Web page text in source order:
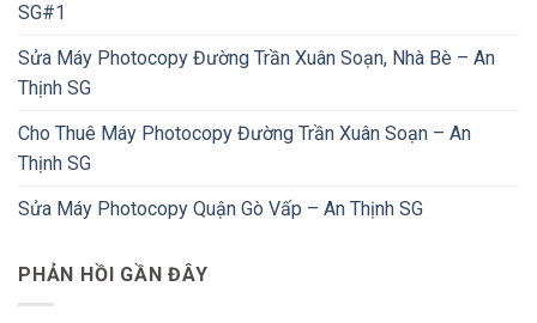
SG#1
Sửa Máy Photocopy Đường Trần Xuân Soạn, Nhà Bè – An
Thịnh SG
Cho Thuê Máy Photocopy Đường Trần Xuân Soạn – An
Thịnh SG
Sửa Máy Photocopy Quận Gò Vấp – An Thịnh SG
PHẢN HỒI GẦN ĐÂY